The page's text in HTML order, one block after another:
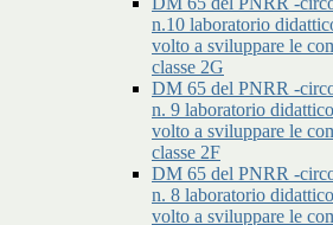
n.10 laboratorio
volto a sviluppare le
classe 2G
DM 65 del PNRR -
n. 9 laboratorio
volto a sviluppare le
classe 2F
DM 65 del PNRR -
n. 8 laboratorio
volto a sviluppare le